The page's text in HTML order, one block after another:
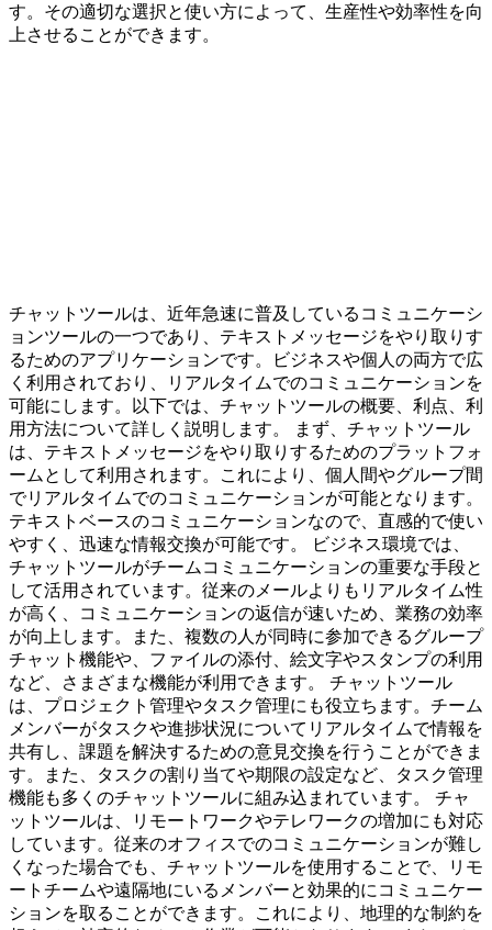
す。その適切な選択と使い方によって、生産性や効率性を向
上させることができます。
チャットツールは、近年急速に普及しているコミュニケーシ
ョンツールの一つであり、テキストメッセージをやり取りす
るためのアプリケーションです。ビジネスや個人の両方で広
く利用されており、リアルタイムでのコミュニケーションを
可能にします。以下では、チャットツールの概要、利点、利
用方法について詳しく説明します。 まず、チャットツール
は、テキストメッセージをやり取りするためのプラットフォ
ームとして利用されます。これにより、個人間やグループ間
でリアルタイムでのコミュニケーションが可能となります。
テキストベースのコミュニケーションなので、直感的で使い
やすく、迅速な情報交換が可能です。 ビジネス環境では、
チャットツールがチームコミュニケーションの重要な手段と
して活用されています。従来のメールよりもリアルタイム性
が高く、コミュニケーションの返信が速いため、業務の効率
が向上します。また、複数の人が同時に参加できるグループ
チャット機能や、ファイルの添付、絵文字やスタンプの利用
など、さまざまな機能が利用できます。 チャットツール
は、プロジェクト管理やタスク管理にも役立ちます。チーム
メンバーがタスクや進捗状況についてリアルタイムで情報を
共有し、課題を解決するための意見交換を行うことができま
す。また、タスクの割り当てや期限の設定など、タスク管理
機能も多くのチャットツールに組み込まれています。 チャ
ットツールは、リモートワークやテレワークの増加にも対応
しています。従来のオフィスでのコミュニケーションが難し
くなった場合でも、チャットツールを使用することで、リモ
ートチームや遠隔地にいるメンバーと効果的にコミュニケー
ションを取ることができます。これにより、地理的な制約を